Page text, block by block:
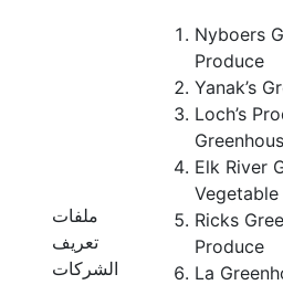
ملفات
تعريف
الشركات
Nyboers
Produce
Yanak’s
Loch’s
Elk River
Vegetable
Ricks
Produce
La